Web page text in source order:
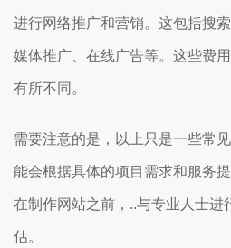
进行网络推广和营销。这包括搜
媒体推广、在线广告等。这些费
有所不同。
需要注意的是，以上只是一些常
能会根据具体的项目需求和服务
在制作网站之前，..与专业人士进
估。